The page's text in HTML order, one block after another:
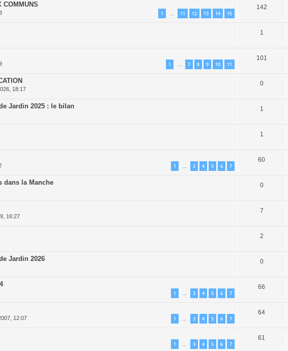
COMMUNS
1 … 11 12 13 14 15
142
1
1 … 7 8 9 10 11
101
18:17
0
Jardin 2025 : le bilan 1
1
1 … 3 4 5 6 7
60
dans la Manche 0
16:27
7
2
Jardin 2026 0
1 … 3 4 5 6 7
66
12:07 1 … 3 4 5 6 7
64
1 … 3 4 5 6 7
61